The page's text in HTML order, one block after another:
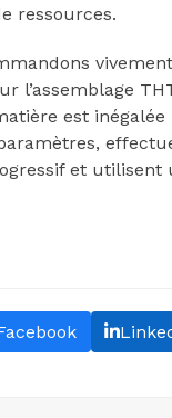
ressources.
l’assemblage
est
et utilisent